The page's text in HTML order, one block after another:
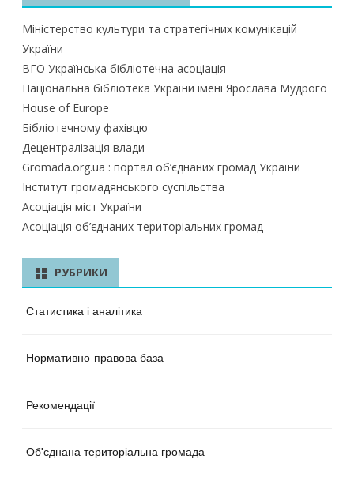
Міністерство культури та стратегічних комунікацій
України
ВГО Українська бібліотечна асоціація
Національна бібліотека України імені Ярослава Мудрого
House of Europe
Бібліотечному фахівцю
Децентралізація влади
Gromada.org.ua : портал об’єднаних громад України
Інститут громадянського суспільства
Асоціація міст України
Асоціація об’єднаних територіальних громад
РУБРИКИ
Статистика і аналітика
Нормативно-правова база
Рекомендації
Об'єднана територіальна громада